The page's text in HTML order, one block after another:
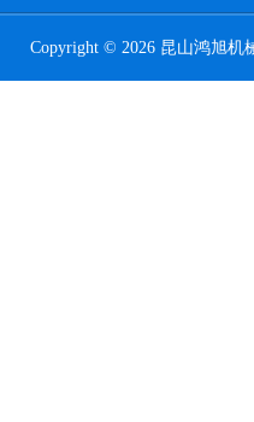
Copyright © 2026 昆山鸿旭机